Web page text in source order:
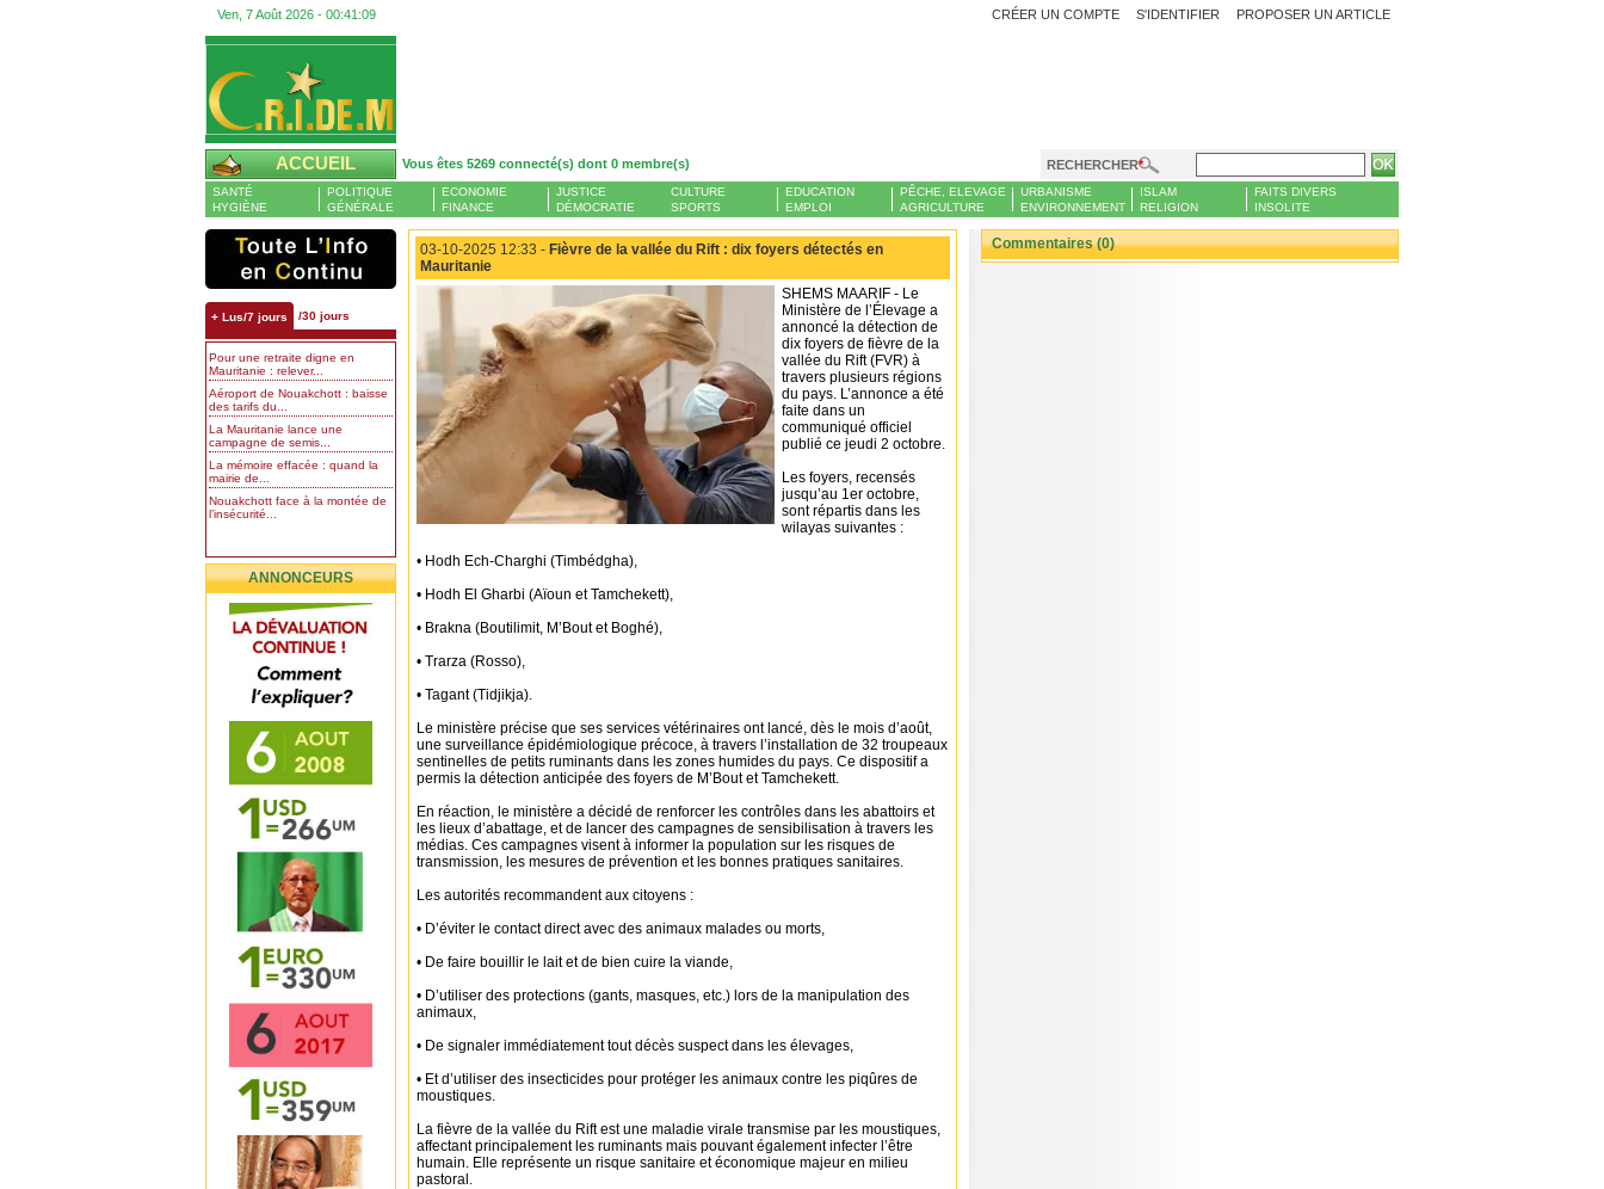
Ven, 7 Août 2026 - 00:41:10 PROPOSER UN ARTICLE
CRÉER UN COMPTE S'IDENTIFIER
ACCUEIL Vous êtes 5269 connecté(s) dont 0 membre(s) RECHERCHER
SANTÉ
HYGIÈNE
POLITIQUE
GÉNÉRALE
ECONOMIE
FINANCE
JUSTICE
DÉMOCRATIE
CULTURE
SPORTS
EDUCATION
EMPLOI
PÊCHE, ELEVAGE
AGRICULTURE
URBANISME
ENVIRONNEMENT
ISLAM
RELIGION
FAITS DIVERS
INSOLITE
+ Lus/7 jours /30 jours
Pour une retraite digne en
Mauritanie : relever...
Aéroport de Nouakchott : baisse
des tarifs du...
La Mauritanie lance une
campagne de semis...
La mémoire effacée : quand la
mairie de...
Nouakchott face à la montée de
l’insécurité...
ANNONCEURS
03-10-2025 12:33 - Fièvre de la vallée du Rift : dix foyers détectés en
Mauritanie
SHEMS MAARIF - Le
Ministère de l’Élevage a
annoncé la détection de
dix foyers de fièvre de la
vallée du Rift (FVR) à
travers plusieurs régions
du pays. L’annonce a été
faite dans un
communiqué officiel
publié ce jeudi 2 octobre.
Les foyers, recensés
jusqu’au 1er octobre,
sont répartis dans les
wilayas suivantes :
• Hodh Ech-Charghi (Timbédgha),
• Hodh El Gharbi (Aïoun et Tamchekett),
• Brakna (Boutilimit, M’Bout et Boghé),
• Trarza (Rosso),
• Tagant (Tidjikja).
Le ministère précise que ses services vétérinaires ont lancé, dès le mois d’août,
une surveillance épidémiologique précoce, à travers l’installation de 32 troupeaux
sentinelles de petits ruminants dans les zones humides du pays. Ce dispositif a
permis la détection anticipée des foyers de M’Bout et Tamchekett.
En réaction, le ministère a décidé de renforcer les contrôles dans les abattoirs et
les lieux d’abattage, et de lancer des campagnes de sensibilisation à travers les
médias. Ces campagnes visent à informer la population sur les risques de
transmission, les mesures de prévention et les bonnes pratiques sanitaires.
Les autorités recommandent aux citoyens :
• D’éviter le contact direct avec des animaux malades ou morts,
• De faire bouillir le lait et de bien cuire la viande,
• D’utiliser des protections (gants, masques, etc.) lors de la manipulation des
animaux,
• De signaler immédiatement tout décès suspect dans les élevages,
• Et d’utiliser des insecticides pour protéger les animaux contre les piqûres de
moustiques.
La fièvre de la vallée du Rift est une maladie virale transmise par les moustiques,
affectant principalement les ruminants mais pouvant également infecter l’être
humain. Elle représente un risque sanitaire et économique majeur en milieu
pastoral.
Commentaires (0)